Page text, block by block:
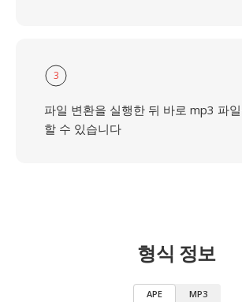
3
파일 변환을 실행한 뒤 바로 mp3 파
할 수 있습니다
형식 정보
APE MP3